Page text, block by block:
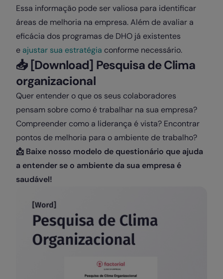
Essa informação pode ser valiosa para identificar
áreas de melhoria na empresa. Além de avaliar a
eficácia dos programas de DHO já existentes
e ajustar sua estratégia conforme necessário.
📥 [Download] Pesquisa de Clima
organizacional
Quer entender o que os seus colaboradores
pensam sobre como é trabalhar na sua empresa?
Compreender como a liderança é vista? Encontrar
pontos de melhoria para o ambiente de trabalho?
📩 Baixe nosso modelo de questionário que ajuda
a entender se o ambiente da sua empresa é
saudável!